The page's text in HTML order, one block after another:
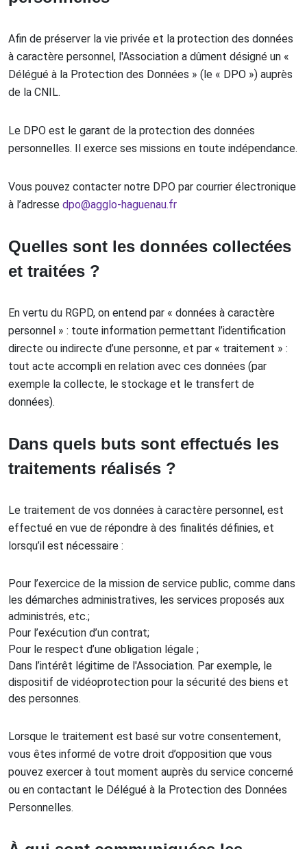
Afin de préserver la vie privée et la protection des données
à caractère personnel, l'Association a dûment désigné un «
Délégué à la Protection des Données » (le « DPO ») auprès
de la CNIL.
Le DPO est le garant de la protection des données
personnelles. Il exerce ses missions en toute indépendance.
Vous pouvez contacter notre DPO par courrier électronique
à l’adresse dpo@agglo-haguenau.fr
Quelles sont les données collectées
et traitées ?
En vertu du RGPD, on entend par « données à caractère
personnel » : toute information permettant l’identification
directe ou indirecte d’une personne, et par « traitement » :
tout acte accompli en relation avec ces données (par
exemple la collecte, le stockage et le transfert de
données).
Dans quels buts sont effectués les
traitements réalisés ?
Le traitement de vos données à caractère personnel, est
effectué en vue de répondre à des finalités définies, et
lorsqu’il est nécessaire :
Pour l’exercice de la mission de service public, comme dans
les démarches administratives, les services proposés aux
administrés, etc.;
Pour l’exécution d’un contrat;
Pour le respect d’une obligation légale ;
Dans l’intérêt légitime de l'Association. Par exemple, le
dispositif de vidéoprotection pour la sécurité des biens et
des personnes.
Lorsque le traitement est basé sur votre consentement,
vous êtes informé de votre droit d’opposition que vous
pouvez exercer à tout moment auprès du service concerné
ou en contactant le Délégué à la Protection des Données
Personnelles.